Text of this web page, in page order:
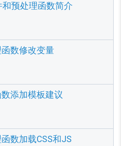
预处理函数简介
数修改变量
添加模板建议
数加载CSS和JS